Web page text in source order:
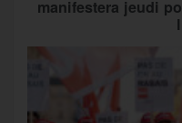
manifestera jeudi